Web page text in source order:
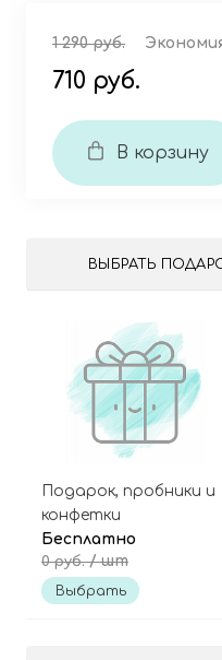
1 290 руб.
710 руб.
В корзину
ВЫБРАТЬ
Подарок, пробники и
конфетки
Бесплатно
0 руб./ шт
Выбрать